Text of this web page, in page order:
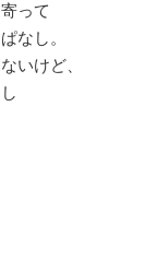
って
なし。
いけど、